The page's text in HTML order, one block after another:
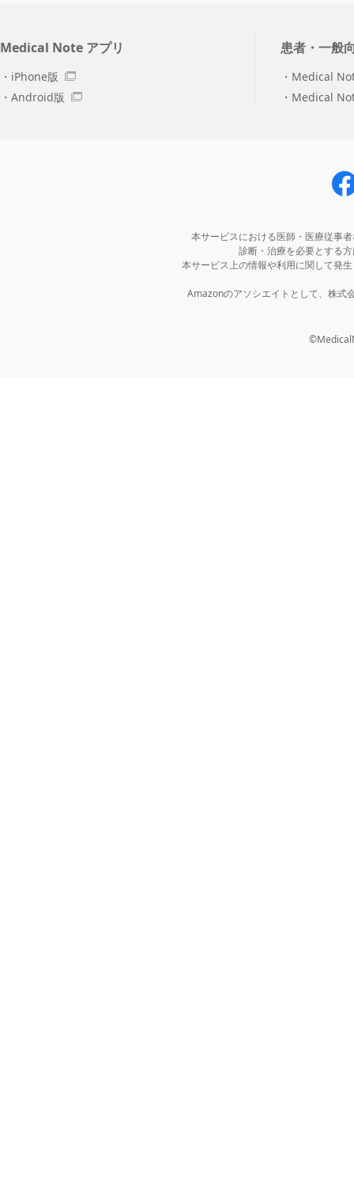
Medical Note アプリ
iPhone版
Android版
患者・一般
Medical
Medical
本サービスにおける医師・医療従事
診断・治療を必要とする
本サービス上の情報や利用に関して発
Amazonのアソシエイトとして、株式